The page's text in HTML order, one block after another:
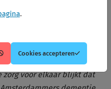
voor elkaar blijkt dat
.
Cookies accepteren